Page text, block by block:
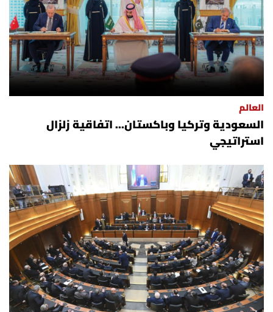
العالم
السعودية وتركيا وباكستان... اتفاقية زلزال
استراتيجي